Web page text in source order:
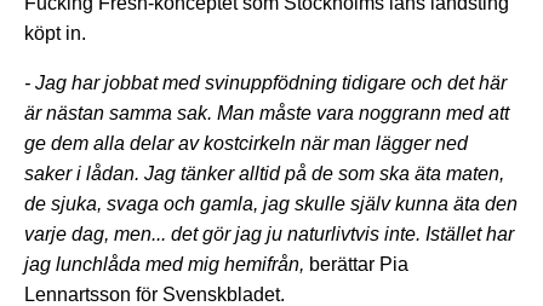
köpt in.
- Jag har jobbat med svinuppfödning tidigare och det här
är nästan samma sak. Man måste vara noggrann med att
ge dem alla delar av kostcirkeln när man lägger ned
saker i lådan. Jag tänker alltid på de som ska äta maten,
de sjuka, svaga och gamla, jag skulle själv kunna äta den
varje dag, men... det gör jag ju naturlivtvis inte. Istället har
jag lunchlåda med mig hemifrån, berättar Pia
Lennartsson för Svenskbladet.